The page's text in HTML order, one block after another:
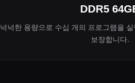
DDR5
넉넉한 용량으로 수십 개의 프로그램을
보장합니다.